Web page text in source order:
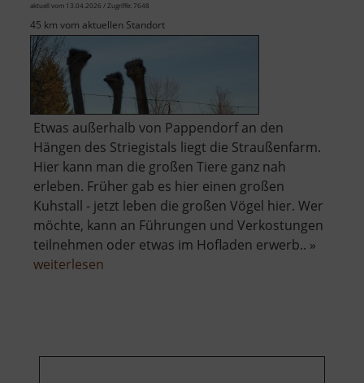
aktuell vom 13.04.2026 / Zugriffe: 7648
45 km vom aktuellen Standort
Etwas außerhalb von Pappendorf an den
Hängen des Striegistals liegt die Straußenfarm.
Hier kann man die großen Tiere ganz nah
erleben. Früher gab es hier einen großen
Kuhstall - jetzt leben die großen Vögel hier. Wer
möchte, kann an Führungen und Verkostungen
teilnehmen oder etwas im Hofladen erwerb.. »
weiterlesen